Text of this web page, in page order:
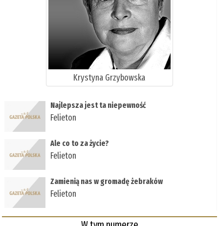
Krystyna Grzybowska
Najlepsza jest ta niepewność
Felieton
Ale co to za życie?
Felieton
Zamienią nas w gromadę żebraków
Felieton